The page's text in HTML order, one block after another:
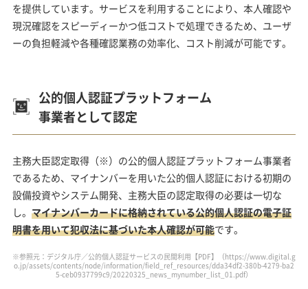
を提供しています。サービスを利用することにより、本人確認や
現況確認をスピーディーかつ低コストで処理できるため、ユーザ
ーの負担軽減や各種確認業務の効率化、コスト削減が可能です。
公的個人認証プラットフォーム
事業者として認定
主務大臣認定取得（※）の公的個人認証プラットフォーム事業者
であるため、マイナンバーを用いた公的個人認証における初期の
設備投資やシステム開発、主務大臣の認定取得の必要は一切な
し。 マイナンバーカードに格納されている公的個人認証の電子証
明書を用いて犯収法に基づいた本人確認が可能です。
※参照元：デジタル庁／公的個人認証サービスの民間利用【PDF】（https://www.digital.g
o.jp/assets/contents/node/information/field_ref_resources/dda34df2-380b-4279-ba2
5-ceb0937799c9/20220325_news_mynumber_list_01.pdf）